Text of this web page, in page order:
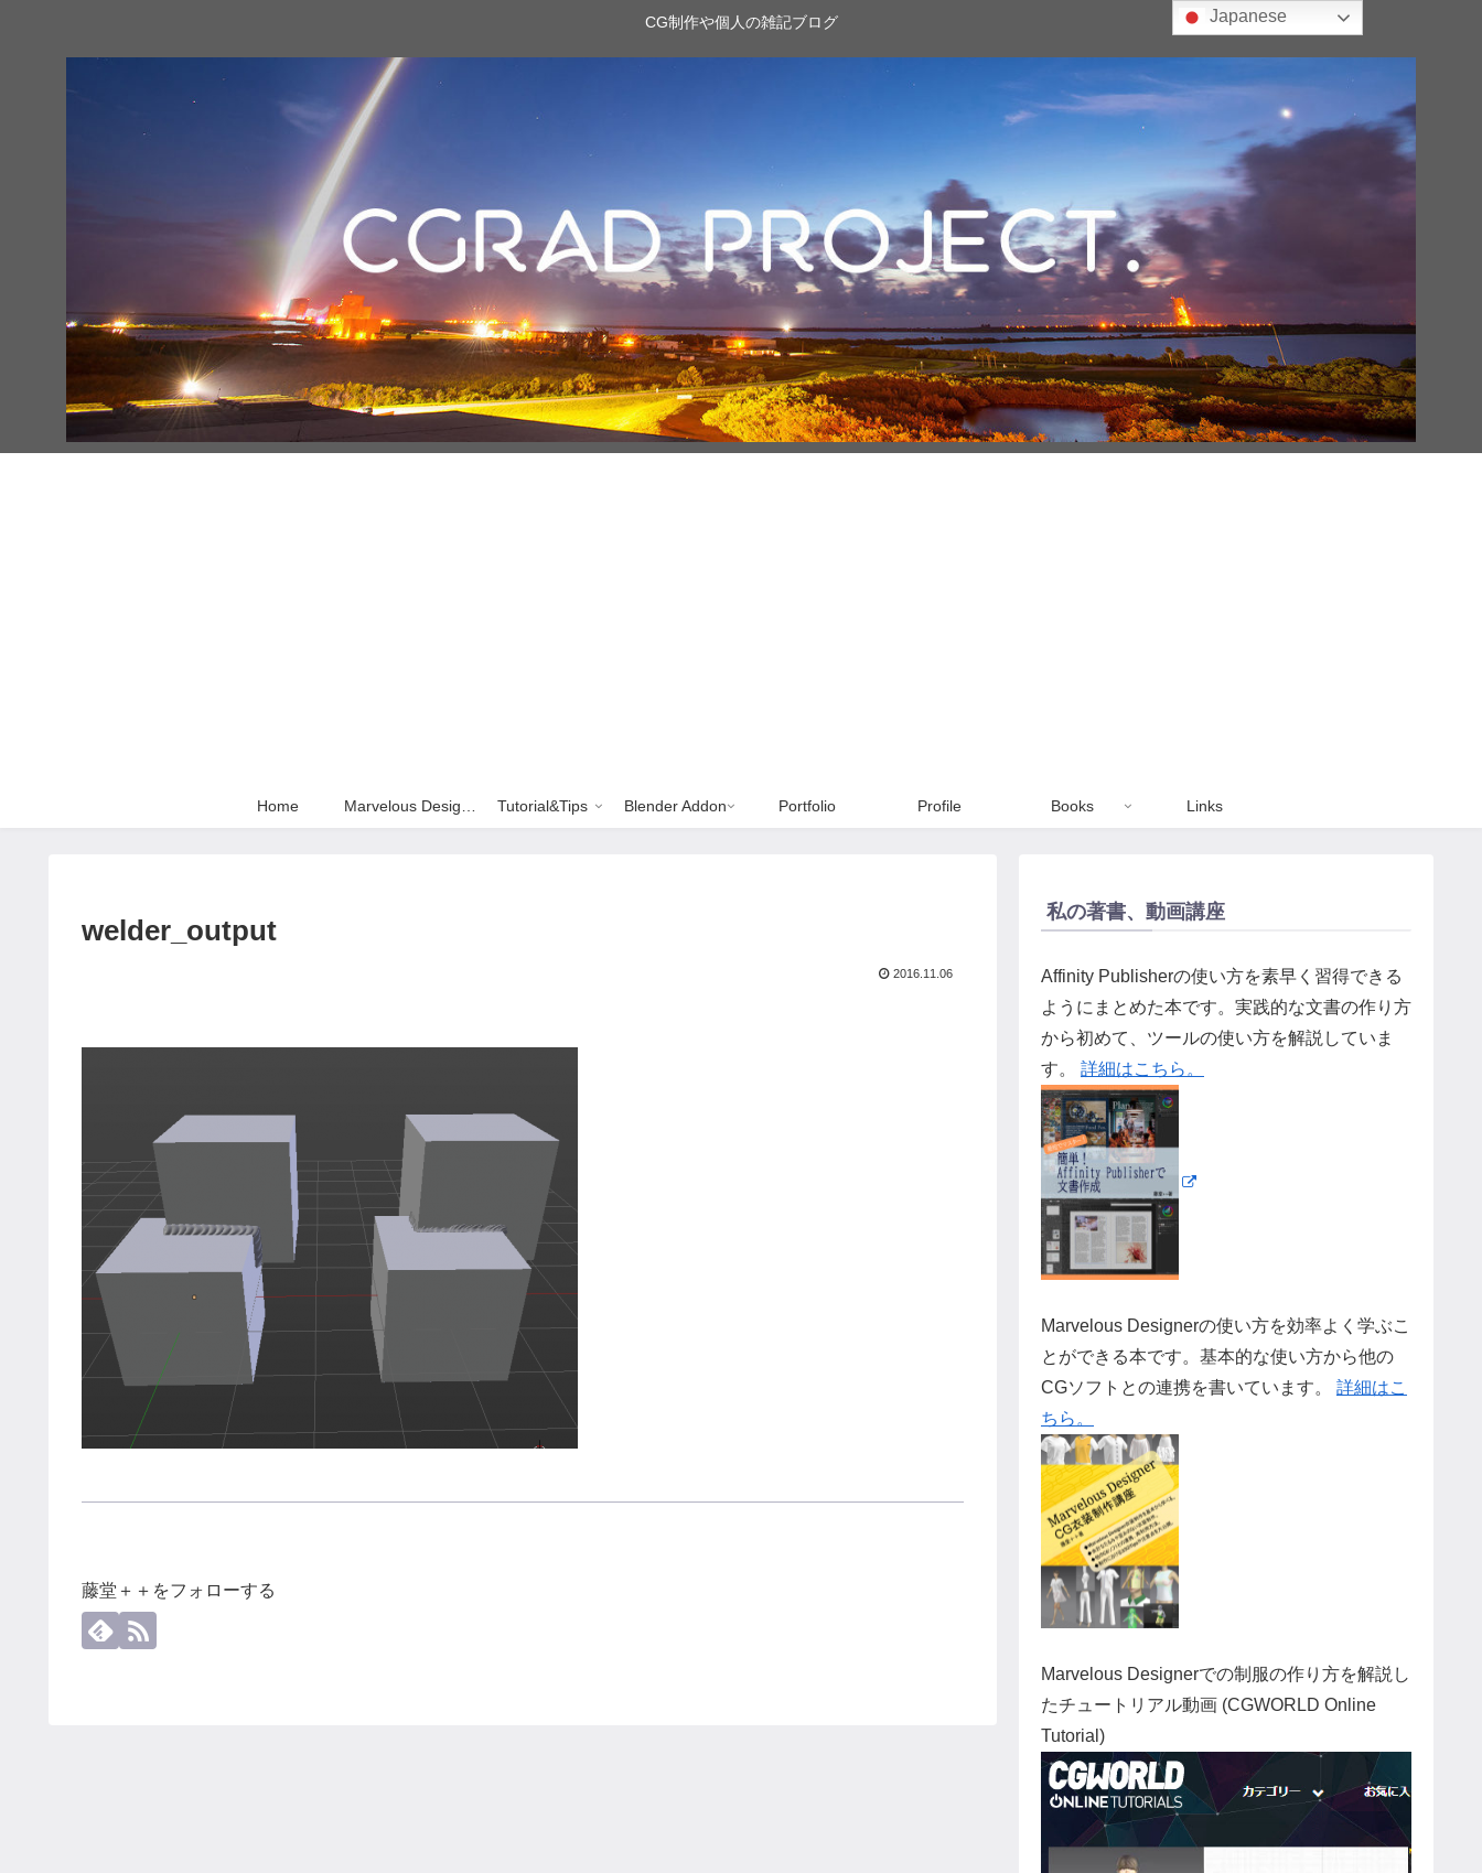
CG制作や個人の雑記ブログ
Home Tutorial&Tips Blender Addon Portfolio Profile Books Links
welder_output
2016.11.06
藤堂＋＋をフォローする
私の著書、動画講座
Affinity Publisherの使い方を素早く習得できる
ようにまとめた本です。実践的な文書の作り方
から初めて、ツールの使い方を解説していま
す。 詳細はこちら。
Marvelous Designerの使い方を効率よく学ぶこ
とができる本です。基本的な使い方から他の
CGソフトとの連携を書いています。 詳細はこ
ちら。
Marvelous Designerでの制服の作り方を解説し
たチュートリアル動画 (CGWORLD Online
Tutorial)
Japanese